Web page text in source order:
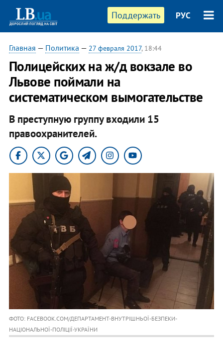
Поддержать РУС
Главная — Политика — 27 февраля 2017, 18:44
Полицейских на ж/д вокзале во
Львове поймали на
систематическом вымогательстве
В преступную группу входили 15
правоохранителей.
ФОТО: FACEBOOK.COM/ДЕПАРТАМЕНТ-ВНУТРІШНЬОЇ-БЕЗПЕКИ-
НАЦІОНАЛЬНОЇ-ПОЛІЦІЇ-УКРАЇНИ